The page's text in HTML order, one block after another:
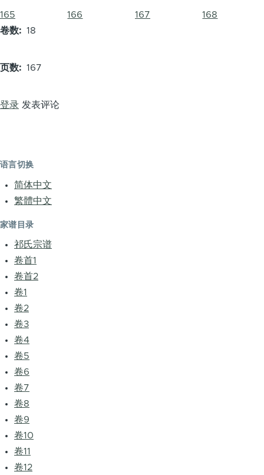
165 166 167
168
卷数
18
页数 167
登录 发表评论
语言切换
简体中文
繁體中文
家谱目录
祁氏宗谱
卷首1
卷首2
卷1
卷2
卷3
卷4
卷5
卷6
卷7
卷8
卷9
卷10
卷11
卷12